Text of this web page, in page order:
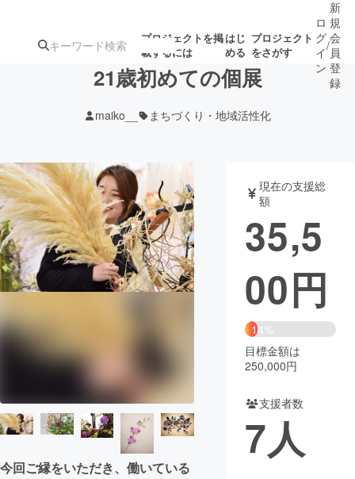
プロジェクトを掲
載するには
はじ
める
プロジェクト
をさがす
アート・写真
テクノロジー・ガジェット ゲーム・サ
ビジネス・起業 チャレンジ
まちづくり・地域活性化
CAMPFIRE for Social Good CAMPFIRE Creation
CAMPFIREふるさと納税
コミュニティ
ロ
グ
イ
ン
/
新
規
会
員
登
録
21歳初めての個展
maiko__ まちづくり・地域活性化
今回ご縁をいただき、働いている
現在の支援総
額
35,5
00円
14%
目標金額は
250,000円
支援者数
7人